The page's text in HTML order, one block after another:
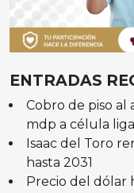
ENTRADAS
Cobro de piso al
mdp a célula
Isaac del Toro
hasta 2031
Precio del dólar